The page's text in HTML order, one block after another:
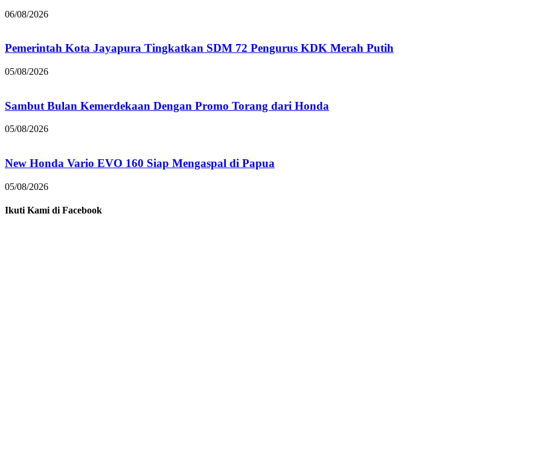
06/08/2026
Pemerintah Kota Jayapura Tingkatkan SDM 72 Pengurus KDK Merah Putih
05/08/2026
Sambut Bulan Kemerdekaan Dengan Promo Torang dari Honda
05/08/2026
New Honda Vario EVO 160 Siap Mengaspal di Papua
05/08/2026
Ikuti Kami di Facebook